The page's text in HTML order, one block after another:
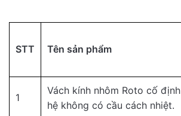
STT Tên sản phẩm
1
Vách kính nhôm Roto cố định
hệ không có cầu cách nhiệt.